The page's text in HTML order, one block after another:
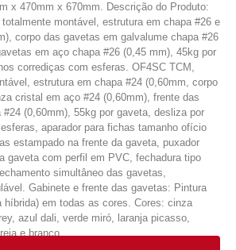
x 470mm x 670mm. Descrição do Produto:
montável, estrutura em chapa #26 e
corpo das gavetas em galvalume chapa #26
em aço chapa #26 (0,45 mm), 45kg por
corrediças com esferas. OF4SC TCM,
estrutura em chapa #24 (0,60mm, corpo
cristal em aço #24 (0,60mm), frente das
(0,60mm), 55kg por gaveta, desliza por
aparador para fichas tamanho ofício
estampado na frente da gaveta, puxador
gaveta com perfil em PVC, fechadura tipo
simultâneo das gavetas,
Gabinete e frente das gavetas: Pintura
híbrida) em todas as cores. Cores: cinza
azul dali, verde miró, laranja picasso,
e branco.